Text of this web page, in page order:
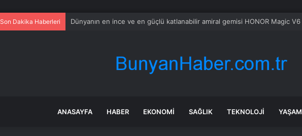
Son Dakika Haberleri İstanbul’da market ve bakkallarda yeni uygulama devreye girdi
ANASAYFA HABER EKONOMI SAĞLIK TEKNOLOJI YAŞAM